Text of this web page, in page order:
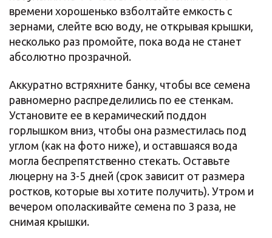
времени хорошенько взболтайте емкость с
зернами, слейте всю воду, не открывая крышки,
несколько раз промойте, пока вода не станет
абсолютно прозрачной.
Аккуратно встряхните банку, чтобы все семена
равномерно распределились по ее стенкам.
Установите ее в керамический поддон
горлышком вниз, чтобы она разместилась под
углом (как на фото ниже), и оставшаяся вода
могла беспрепятственно стекать. Оставьте
люцерну на 3-5 дней (срок зависит от размера
ростков, которые вы хотите получить). Утром и
вечером ополаскивайте семена по 3 раза, не
снимая крышки.